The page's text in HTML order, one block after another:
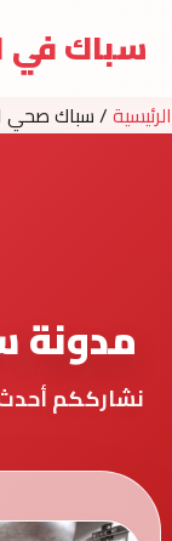
سباك في
الرئيسية/سباك صحي
مدونة
نشارككم أحدث